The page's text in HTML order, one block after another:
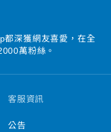
都深獲網友喜愛，在全
萬粉絲。
客服資訊
公告